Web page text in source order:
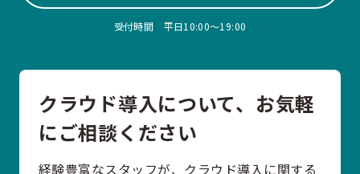
受付時間 平日10:00〜19:00
クラウド導入について、お気軽
にご相談ください
経験豊富なスタッフが、クラウド導入に関する